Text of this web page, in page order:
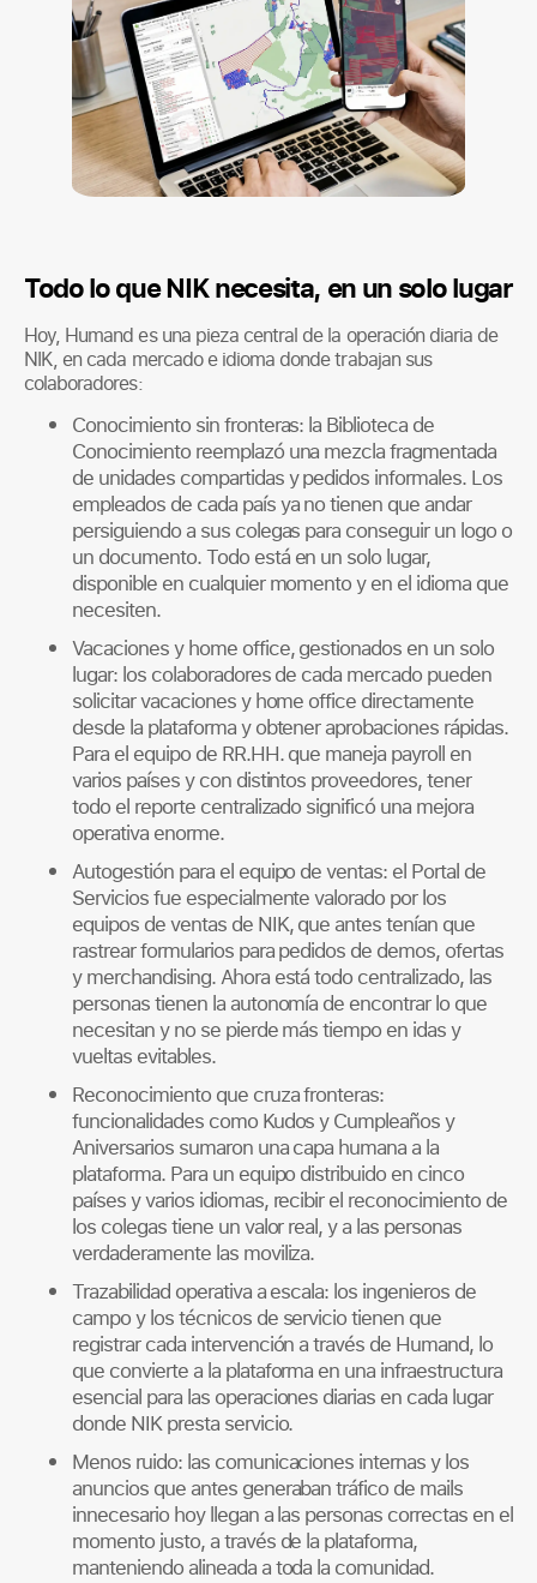
Todo lo que NIK necesita, en un solo lugar
Hoy, Humand es una pieza central de la operación diaria de
NIK, en cada mercado e idioma donde trabajan sus
colaboradores:
Conocimiento sin fronteras: la Biblioteca de
Conocimiento reemplazó una mezcla fragmentada
de unidades compartidas y pedidos informales. Los
empleados de cada país ya no tienen que andar
persiguiendo a sus colegas para conseguir un logo o
un documento. Todo está en un solo lugar,
disponible en cualquier momento y en el idioma que
necesiten.
Vacaciones y home office, gestionados en un solo
lugar: los colaboradores de cada mercado pueden
solicitar vacaciones y home office directamente
desde la plataforma y obtener aprobaciones rápidas.
Para el equipo de RR.HH. que maneja payroll en
varios países y con distintos proveedores, tener
todo el reporte centralizado significó una mejora
operativa enorme.
Autogestión para el equipo de ventas: el Portal de
Servicios fue especialmente valorado por los
equipos de ventas de NIK, que antes tenían que
rastrear formularios para pedidos de demos, ofertas
y merchandising. Ahora está todo centralizado, las
personas tienen la autonomía de encontrar lo que
necesitan y no se pierde más tiempo en idas y
vueltas evitables.
Reconocimiento que cruza fronteras:
funcionalidades como Kudos y Cumpleaños y
Aniversarios sumaron una capa humana a la
plataforma. Para un equipo distribuido en cinco
países y varios idiomas, recibir el reconocimiento de
los colegas tiene un valor real, y a las personas
verdaderamente las moviliza.
Trazabilidad operativa a escala: los ingenieros de
campo y los técnicos de servicio tienen que
registrar cada intervención a través de Humand, lo
que convierte a la plataforma en una infraestructura
esencial para las operaciones diarias en cada lugar
donde NIK presta servicio.
Menos ruido: las comunicaciones internas y los
anuncios que antes generaban tráfico de mails
innecesario hoy llegan a las personas correctas en el
momento justo, a través de la plataforma,
manteniendo alineada a toda la comunidad.